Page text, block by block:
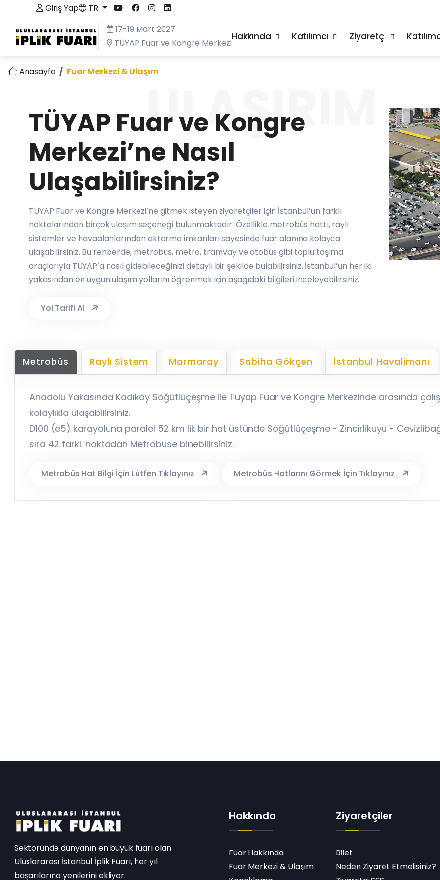
Giriş Yap
TR
17-19 Mart 2027
TÜYAP Fuar ve Kongre Merkezi
Hakkında Katılımcı Ziyaretçi
Anasayfa Fuar Merkezi & Ulaşım
TÜYAP Fuar ve Kongre
Merkezi’ne Nasıl
Ulaşabilirsiniz?
ULAŞIRIM
TÜYAP Fuar ve Kongre Merkezi’ne gitmek isteyen ziyaretçiler için İstanbul’un farklı
noktalarından birçok ulaşım seçeneği bulunmaktadır. Özellikle metrobüs hattı, raylı
sistemler ve havaalanlarından aktarma imkanları sayesinde fuar alanına kolayca
ulaşabilirsiniz. Bu rehberde, metrobüs, metro, tramvay ve otobüs gibi toplu taşıma
araçlarıyla TÜYAP’a nasıl gidebileceğinizi detaylı bir şekilde bulabilirsiniz. İstanbul’un her iki
yakasından en uygun ulaşım yollarını öğrenmek için aşağıdaki bilgileri inceleyebilirsiniz.
Yol Tarifi Al
Metrobüs Raylı Sistem Marmaray Sabiha Gökçen İstanbul Havalimanı
Anadolu Yakasında Kadıköy Söğütlüçeşme ile Tüyap Fuar ve Kongre Merkezinde arasında
kolaylıkla ulaşabilirsiniz.
D100 (e5) karayoluna paralel 52 km lik bir hat üstünde Söğütlüçeşme - Zincirlikuyu -
sıra 42 farklı noktadan Metrobüse binebilirsiniz.
Metrobüs Hat Bilgi İçin Lütfen Tıklayınız Metrobüs Hatlarını Görmek İçin Tıklayınız
Sektöründe dünyanın en büyük fuarı olan
Uluslararası İstanbul İplik Fuarı, her yıl
başarılarına yenilerini ekliyor.
Hakkında
Fuar Hakkında
Fuar Merkezi & Ulaşım
Ziyaretçiler
Bilet
Neden Ziyaret Etmelisiniz?